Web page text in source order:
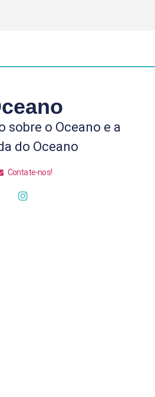
sobre o Oceano e a
do Oceano
Contate-nos!